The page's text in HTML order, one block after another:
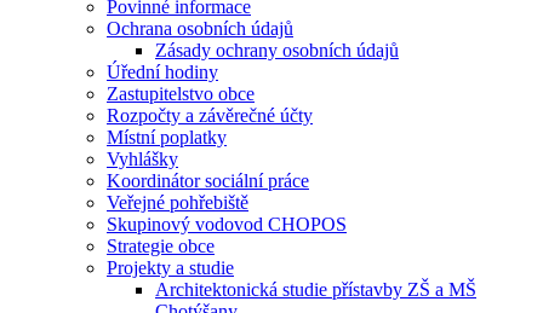
Povinné informace
Ochrana osobních údajů
Zásady ochrany osobních údajů
Úřední hodiny
Zastupitelstvo obce
Rozpočty a závěrečné účty
Místní poplatky
Vyhlášky
Koordinátor sociální práce
Veřejné pohřebiště
Skupinový vodovod CHOPOS
Strategie obce
Projekty a studie
Architektonická studie přístavby ZŠ a MŠ